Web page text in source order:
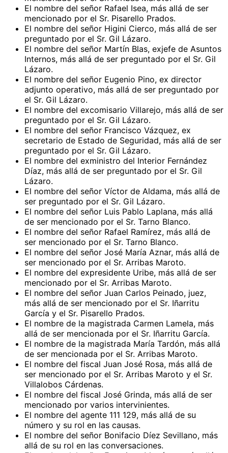
El nombre del señor Rafael Isea, más allá de ser
mencionado por el Sr. Pisarello Prados.
El nombre del señor Higini Cierco, más allá de ser
preguntado por el Sr. Gil Lázaro.
El nombre del señor Martín Blas, exjefe de Asuntos
Internos, más allá de ser preguntado por el Sr. Gil
Lázaro.
El nombre del señor Eugenio Pino, ex director
adjunto operativo, más allá de ser preguntado por
el Sr. Gil Lázaro.
El nombre del excomisario Villarejo, más allá de ser
preguntado por el Sr. Gil Lázaro.
El nombre del señor Francisco Vázquez, ex
secretario de Estado de Seguridad, más allá de ser
preguntado por el Sr. Gil Lázaro.
El nombre del exministro del Interior Fernández
Díaz, más allá de ser preguntado por el Sr. Gil
Lázaro.
El nombre del señor Víctor de Aldama, más allá de
ser preguntado por el Sr. Gil Lázaro.
El nombre del señor Luis Pablo Laplana, más allá
de ser mencionado por el Sr. Tarno Blanco.
El nombre del señor Rafael Ramírez, más allá de
ser mencionado por el Sr. Tarno Blanco.
El nombre del señor José María Aznar, más allá de
ser mencionado por el Sr. Arribas Maroto.
El nombre del expresidente Uribe, más allá de ser
mencionado por el Sr. Arribas Maroto.
El nombre del señor Juan Carlos Peinado, juez,
más allá de ser mencionado por el Sr. Iñarritu
García y el Sr. Pisarello Prados.
El nombre de la magistrada Carmen Lamela, más
allá de ser mencionada por el Sr. Iñarritu García.
El nombre de la magistrada María Tardón, más allá
de ser mencionada por el Sr. Arribas Maroto.
El nombre del fiscal Juan José Rosa, más allá de
ser mencionado por el Sr. Arribas Maroto y el Sr.
Villalobos Cárdenas.
El nombre del fiscal José Grinda, más allá de ser
mencionado por varios intervinientes.
El nombre del agente 111 129, más allá de su
número y su rol en las causas.
El nombre del señor Bonifacio Díez Sevillano, más
allá de su rol en las conversaciones.